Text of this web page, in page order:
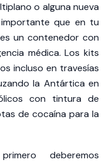
o alguna nueva
que en tu
un contenedor con
médica. Los kits
incluso en travesías
la Antártica en
con tintura de
de cocaína para la
deberemos